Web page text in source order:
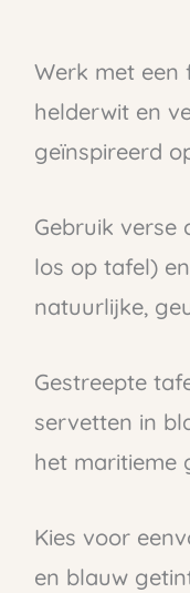
Werk met een
helderwit en
geïnspireerd
Gebruik verse
los op tafel)
natuurlijke,
Gestreepte
servetten in
het maritieme
Kies voor
en blauw